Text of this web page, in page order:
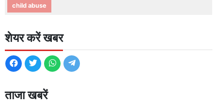
child abuse
शेयर करें खबर
ताजा खबरें